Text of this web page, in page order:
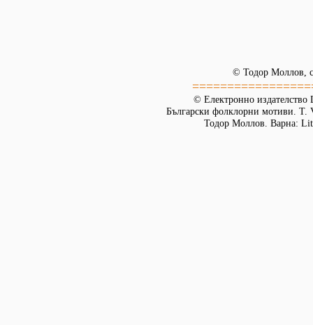
© Тодор Моллов,
© Електронно издателство
Български фолклорни мотиви. Т.
Тодор Моллов. Варна: